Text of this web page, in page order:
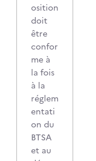
osition
doit
être
confor
me à
la fois
à la
réglem
entati
on du
BTSA
et au